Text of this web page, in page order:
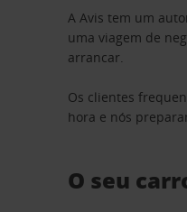
A Avis tem um
uma viagem de
arrancar.
Os clientes
hora e nós
O seu